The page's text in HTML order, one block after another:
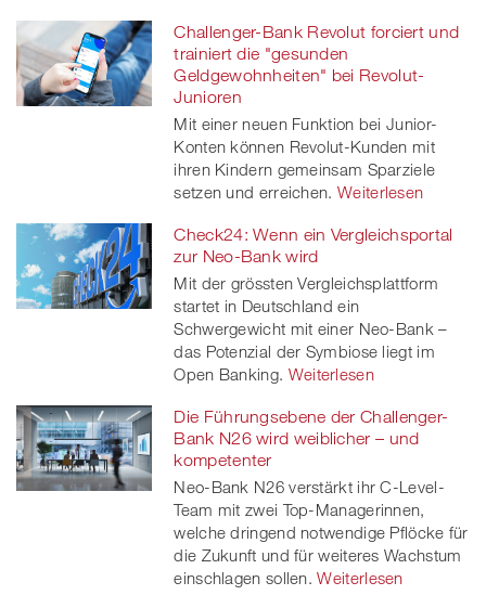
Challenger-Bank Revolut forciert und
trainiert die "gesunden
Geldgewohnheiten" bei Revolut-
Junioren
Mit einer neuen Funktion bei Junior-
Konten können Revolut-Kunden mit
ihren Kindern gemeinsam Sparziele
setzen und erreichen. Weiterlesen
Check24: Wenn ein Vergleichsportal
zur Neo-Bank wird
Mit der grössten Vergleichsplattform
startet in Deutschland ein
Schwergewicht mit einer Neo-Bank –
das Potenzial der Symbiose liegt im
Open Banking. Weiterlesen
Die Führungsebene der Challenger-
Bank N26 wird weiblicher – und
kompetenter
Neo-Bank N26 verstärkt ihr C-Level-
Team mit zwei Top-Managerinnen,
welche dringend notwendige Pflöcke für
die Zukunft und für weiteres Wachstum
einschlagen sollen. Weiterlesen